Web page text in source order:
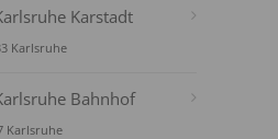
Karstadt
Karlsruhe
Bahnhof
Karlsruhe